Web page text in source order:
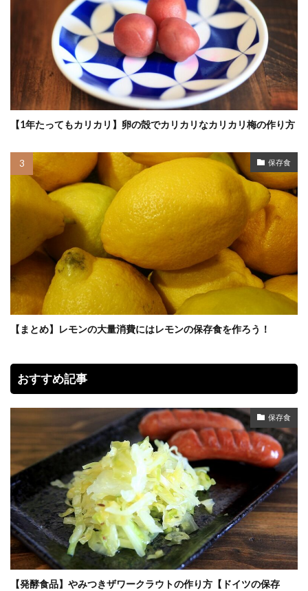
【1年たってもカリカリ】卵の殻でカリカリなカリカリ梅の作り方
保存食
【まとめ】レモンの大量消費にはレモンの保存食を作ろう！
おすすめ記事
保存食
【発酵食品】やみつきザワークラウトの作り方【ドイツの保存